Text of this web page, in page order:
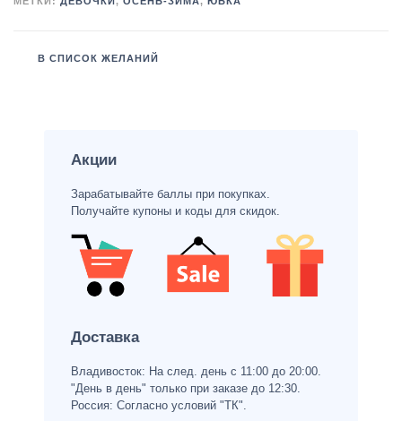
В СПИСОК ЖЕЛАНИЙ
Акции
Зарабатывайте баллы при покупках.
Получайте купоны и коды для скидок.
Доставка
Владивосток: На след. день с 11:00 до 20:00.
"День в день" только при заказе до 12:30.
Россия: Согласно условий "ТК".